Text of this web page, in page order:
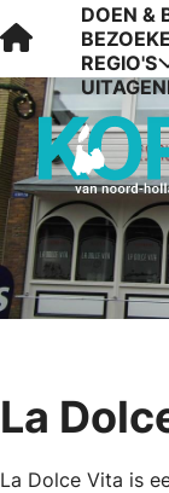
Visit Kop van
DOEN &
REGIO'S
La
La Dolce Vita is